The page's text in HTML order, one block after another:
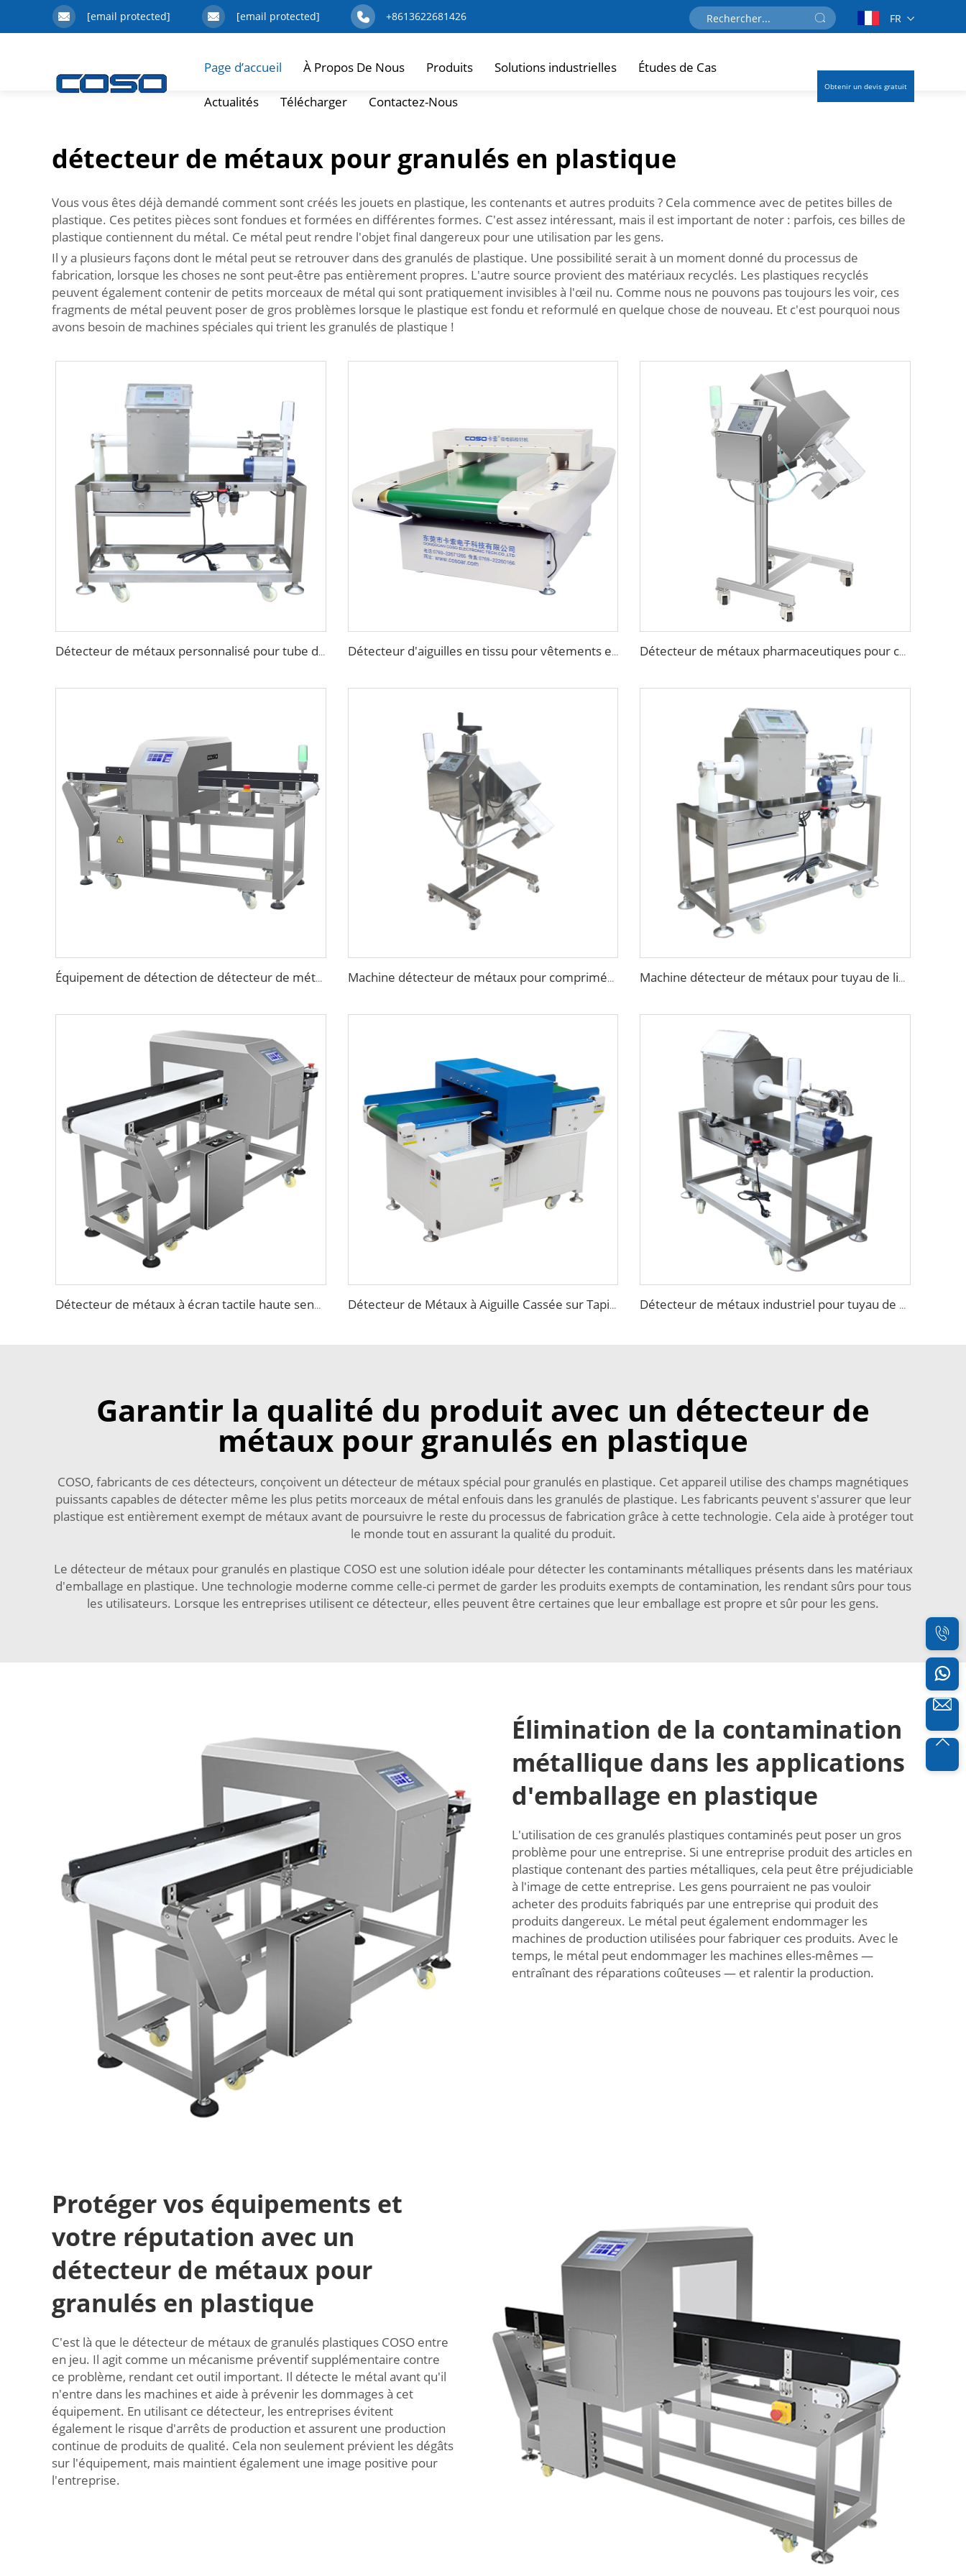
[email protected] [email protected] +8613622681426 FR
Page d’accueil À Propos De Nous Produits Solutions industrielles Études de Cas
Actualités Télécharger Contactez-Nous
Obtenir un devis gratuit
détecteur de métaux pour granulés en plastique
Vous vous êtes déjà demandé comment sont créés les jouets en plastique, les contenants et autres produits ? Cela commence avec de petites billes de
plastique. Ces petites pièces sont fondues et formées en différentes formes. C'est assez intéressant, mais il est important de noter : parfois, ces billes de
plastique contiennent du métal. Ce métal peut rendre l'objet final dangereux pour une utilisation par les gens.
Il y a plusieurs façons dont le métal peut se retrouver dans des granulés de plastique. Une possibilité serait à un moment donné du processus de
fabrication, lorsque les choses ne sont peut-être pas entièrement propres. L'autre source provient des matériaux recyclés. Les plastiques recyclés
peuvent également contenir de petits morceaux de métal qui sont pratiquement invisibles à l'œil nu. Comme nous ne pouvons pas toujours les voir, ces
fragments de métal peuvent poser de gros problèmes lorsque le plastique est fondu et reformulé en quelque chose de nouveau. Et c'est pourquoi nous
avons besoin de machines spéciales qui trient les granulés de plastique !
Détecteur de métaux personnalisé pour tube de liquide alimentaire pour pâte ou sauce Détecteur d'aiguilles en tissu pour vêtements emballés, sous-vêtements, chaussettes ou chaussures Détecteur de métaux pharmaceutiques pour comprimés, capsules ou médicaments
Équipement de détection de détecteur de métaux pour l'industrie de transformation alimentaire Machine détecteur de métaux pour comprimés ou pilules en pharmacie Machine détecteur de métaux pour tuyau de liquide dans la ligne de traitement alimentaire
Détecteur de métaux à écran tactile haute sensibilité pour l'industrie de l'emballage alimentaire Détecteur de Métaux à Aiguille Cassée sur Tapis Roulant pour l'Industrie du Vêtement Détecteur de métaux industriel pour tuyau de ketchup, chocolat, huile ou confiture
Garantir la qualité du produit avec un détecteur de
métaux pour granulés en plastique
COSO, fabricants de ces détecteurs, conçoivent un détecteur de métaux spécial pour granulés en plastique. Cet appareil utilise des champs magnétiques
puissants capables de détecter même les plus petits morceaux de métal enfouis dans les granulés de plastique. Les fabricants peuvent s'assurer que leur
plastique est entièrement exempt de métaux avant de poursuivre le reste du processus de fabrication grâce à cette technologie. Cela aide à protéger tout
le monde tout en assurant la qualité du produit.
Le détecteur de métaux pour granulés en plastique COSO est une solution idéale pour détecter les contaminants métalliques présents dans les matériaux
d'emballage en plastique. Une technologie moderne comme celle-ci permet de garder les produits exempts de contamination, les rendant sûrs pour tous
les utilisateurs. Lorsque les entreprises utilisent ce détecteur, elles peuvent être certaines que leur emballage est propre et sûr pour les gens.
Élimination de la contamination
métallique dans les applications
d'emballage en plastique
L'utilisation de ces granulés plastiques contaminés peut poser un gros
problème pour une entreprise. Si une entreprise produit des articles en
plastique contenant des parties métalliques, cela peut être préjudiciable
à l'image de cette entreprise. Les gens pourraient ne pas vouloir
acheter des produits fabriqués par une entreprise qui produit des
produits dangereux. Le métal peut également endommager les
machines de production utilisées pour fabriquer ces produits. Avec le
temps, le métal peut endommager les machines elles-mêmes —
entraînant des réparations coûteuses — et ralentir la production.
Protéger vos équipements et
votre réputation avec un
détecteur de métaux pour
granulés en plastique
C'est là que le détecteur de métaux de granulés plastiques COSO entre
en jeu. Il agit comme un mécanisme préventif supplémentaire contre
ce problème, rendant cet outil important. Il détecte le métal avant qu'il
n'entre dans les machines et aide à prévenir les dommages à cet
équipement. En utilisant ce détecteur, les entreprises évitent
également le risque d'arrêts de production et assurent une production
continue de produits de qualité. Cela non seulement prévient les dégâts
sur l'équipement, mais maintient également une image positive pour
l'entreprise.